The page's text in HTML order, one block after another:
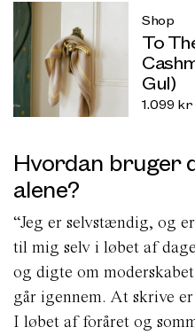
Shop
To
Gul)
1.099 kr
Hvordan bruger
alene?
“Jeg er selvstændig, og
til mig selv i løbet af
og digte om
går igennem. At skrive
I løbet af foråret og